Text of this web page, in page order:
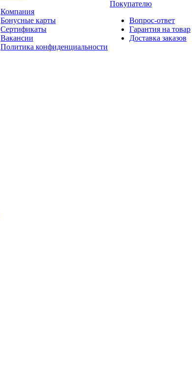
Компания
Бонусные карты
Сертификаты
Вакансии
Политика конфиденциальности
Покупателю
Вопрос-ответ
Гарантия на товар
Доставка заказов